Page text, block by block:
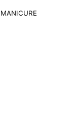
MANICURE